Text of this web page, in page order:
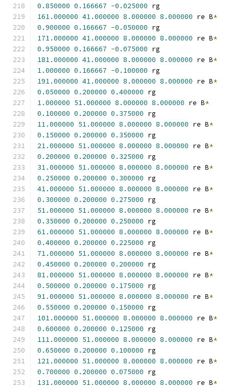
0.850000 0.166667 -0.025000 rg
161.000000 41.000000 8.000000 8.000000 re B*
0.900000 0.166667 -0.050000 rg
171.000000 41.000000 8.000000 8.000000 re B*
0.950000 0.166667 -0.075000 rg
181.000000 41.000000 8.000000 8.000000 re B*
1.000000 0.166667 -0.100000 rg
191.000000 41.000000 8.000000 8.000000 re B*
0.050000 0.200000 0.400000 rg
1.000000 51.000000 8.000000 8.000000 re B*
0.100000 0.200000 0.375000 rg
11.000000 51.000000 8.000000 8.000000 re B*
0.150000 0.200000 0.350000 rg
21.000000 51.000000 8.000000 8.000000 re B*
0.200000 0.200000 0.325000 rg
31.000000 51.000000 8.000000 8.000000 re B*
0.250000 0.200000 0.300000 rg
41.000000 51.000000 8.000000 8.000000 re B*
0.300000 0.200000 0.275000 rg
51.000000 51.000000 8.000000 8.000000 re B*
0.350000 0.200000 0.250000 rg
61.000000 51.000000 8.000000 8.000000 re B*
0.400000 0.200000 0.225000 rg
71.000000 51.000000 8.000000 8.000000 re B*
0.450000 0.200000 0.200000 rg
81.000000 51.000000 8.000000 8.000000 re B*
0.500000 0.200000 0.175000 rg
91.000000 51.000000 8.000000 8.000000 re B*
0.550000 0.200000 0.150000 rg
101.000000 51.000000 8.000000 8.000000 re B*
0.600000 0.200000 0.125000 rg
111.000000 51.000000 8.000000 8.000000 re B*
0.650000 0.200000 0.100000 rg
121.000000 51.000000 8.000000 8.000000 re B*
0.700000 0.200000 0.075000 rg
131.000000 51.000000 8.000000 8.000000 re B*